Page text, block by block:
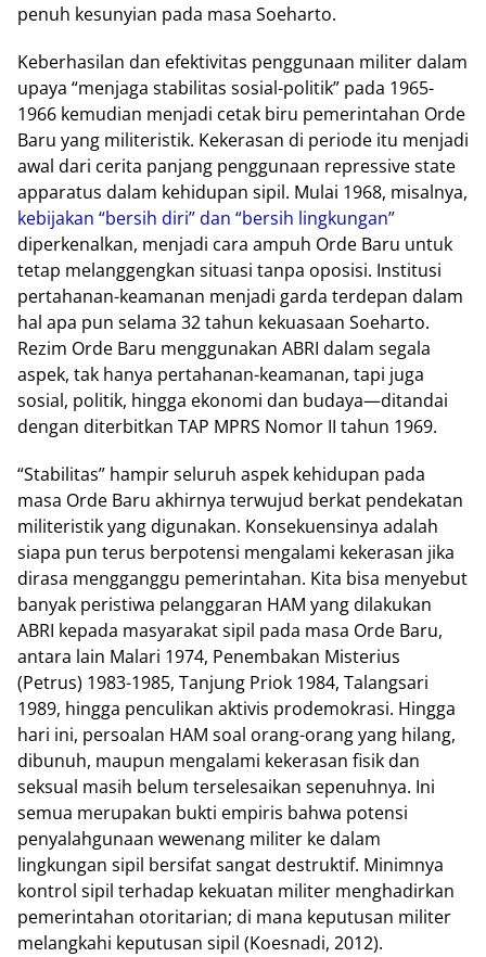
penuh kesunyian pada masa Soeharto.
Keberhasilan dan efektivitas penggunaan militer dalam
upaya “menjaga stabilitas sosial-politik” pada 1965-
1966 kemudian menjadi cetak biru pemerintahan Orde
Baru yang militeristik. Kekerasan di periode itu menjadi
awal dari cerita panjang penggunaan repressive state
apparatus dalam kehidupan sipil. Mulai 1968, misalnya,
kebijakan “bersih diri” dan “bersih lingkungan”
diperkenalkan, menjadi cara ampuh Orde Baru untuk
tetap melanggengkan situasi tanpa oposisi. Institusi
pertahanan-keamanan menjadi garda terdepan dalam
hal apa pun selama 32 tahun kekuasaan Soeharto.
Rezim Orde Baru menggunakan ABRI dalam segala
aspek, tak hanya pertahanan-keamanan, tapi juga
sosial, politik, hingga ekonomi dan budaya—ditandai
dengan diterbitkan TAP MPRS Nomor II tahun 1969.
“Stabilitas” hampir seluruh aspek kehidupan pada
masa Orde Baru akhirnya terwujud berkat pendekatan
militeristik yang digunakan. Konsekuensinya adalah
siapa pun terus berpotensi mengalami kekerasan jika
dirasa mengganggu pemerintahan. Kita bisa menyebut
banyak peristiwa pelanggaran HAM yang dilakukan
ABRI kepada masyarakat sipil pada masa Orde Baru,
antara lain Malari 1974, Penembakan Misterius
(Petrus) 1983-1985, Tanjung Priok 1984, Talangsari
1989, hingga penculikan aktivis prodemokrasi. Hingga
hari ini, persoalan HAM soal orang-orang yang hilang,
dibunuh, maupun mengalami kekerasan fisik dan
seksual masih belum terselesaikan sepenuhnya. Ini
semua merupakan bukti empiris bahwa potensi
penyalahgunaan wewenang militer ke dalam
lingkungan sipil bersifat sangat destruktif. Minimnya
kontrol sipil terhadap kekuatan militer menghadirkan
pemerintahan otoritarian; di mana keputusan militer
melangkahi keputusan sipil (Koesnadi, 2012).